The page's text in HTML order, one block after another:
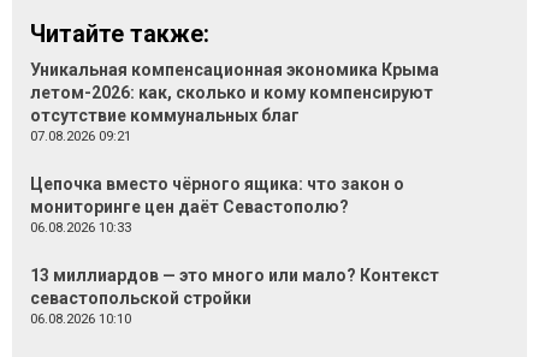
Читайте также:
Уникальная компенсационная экономика Крыма
летом-2026: как, сколько и кому компенсируют
отсутствие коммунальных благ
07.08.2026 09:21
Цепочка вместо чёрного ящика: что закон о
мониторинге цен даёт Севастополю?
06.08.2026 10:33
13 миллиардов — это много или мало? Контекст
севастопольской стройки
06.08.2026 10:10